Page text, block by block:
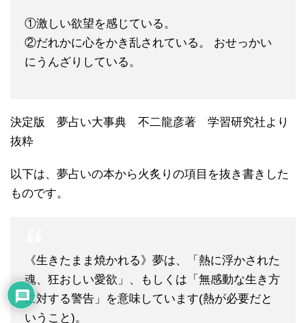
①激しい欲望を感じている。
②だれかに心をかき乱されている。 おせっかい
にうんざりしている。
決定版 夢占い大事典 不二龍彦著 学習研究社より
抜粋
以下は、夢占いの本から火炙りの項目を抜き書きした
ものです。
《生きたまま焼かれる》夢は、「熱に浮かされた
魂、狂おしい愛欲」、もしくは「無感動な生き方
に対する警告」を意味しています(熱が必要だと
いうこと)。